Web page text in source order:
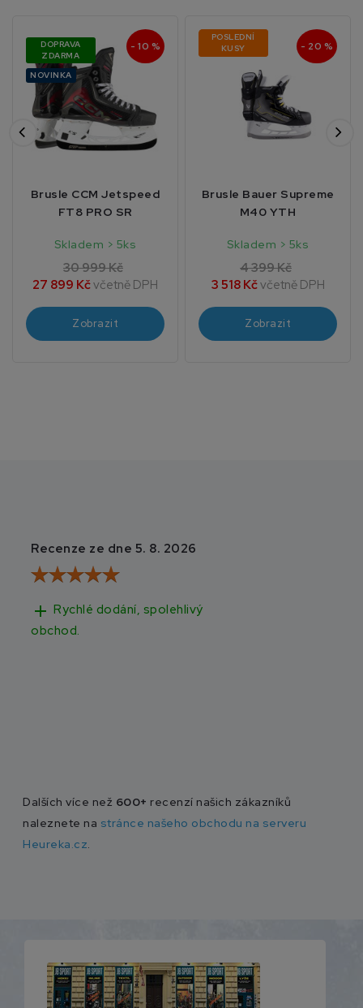
DOPRAVA
ZDARMA
NOVINKA
- 10 %
Brusle CCM Jetspeed
FT8 PRO SR
Skladem > 5ks
30 999 Kč
27 899 Kčvčetně DPH
Zobrazit
POSLEDNÍ
KUSY
- 20 %
Brusle Bauer Supreme
M40 YTH
Skladem > 5ks
4 399 Kč
3 518 Kčvčetně DPH
Zobrazit
Recenze ze dne 5. 8. 2026
add Rychlé dodání, spolehlivý
obchod.
Dalších více než 600+ recenzí našich zákazníků
naleznete na stránce našeho obchodu na serveru
Heureka.cz.